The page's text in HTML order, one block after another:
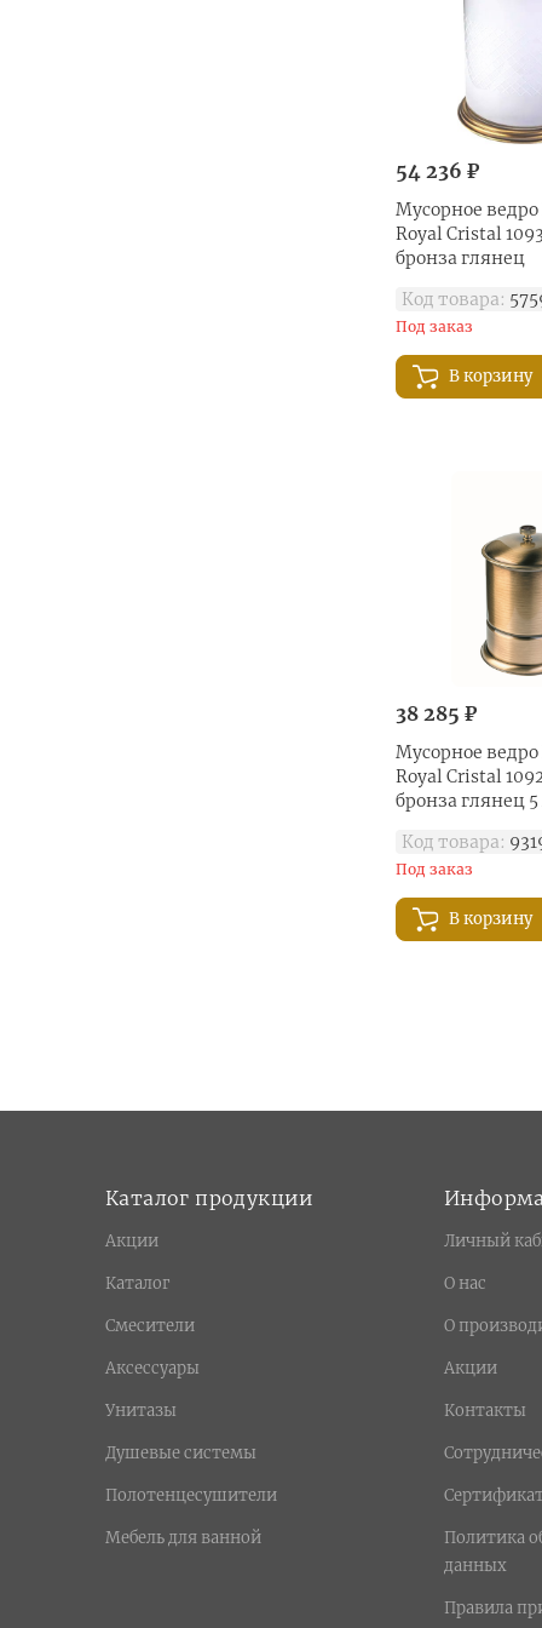
54 236 ₽
Мусорное ведро
Royal Cristal
бронза глянец
Код товара:
Под заказ
В корзину
38 285 ₽
Мусорное ведро
Royal Cristal
бронза глянец 5
Код товара:
Под заказ
В корзину
Каталог продукции
Акции
Каталог
Смесители
Аксессуары
Унитазы
Душевые системы
Полотенцесушители
Мебель для ванной
Личный
О нас
О
Акции
Контакты
Политика
данных
Правила